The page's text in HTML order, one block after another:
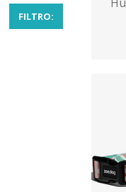
FILTRO: